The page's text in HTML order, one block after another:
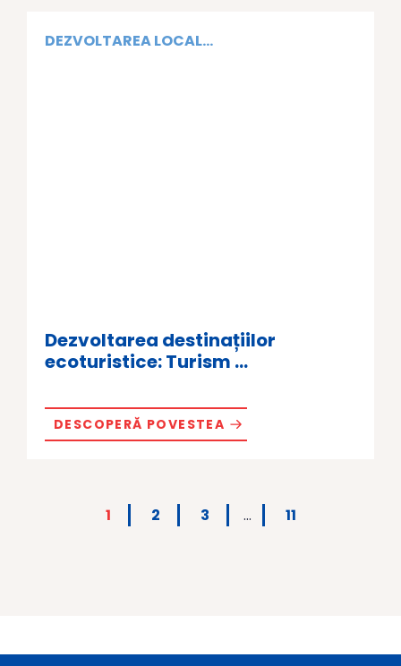
DEZVOLTAREA LOCAL...
Dezvoltarea destinațiilor
ecoturistice: Turism ...
DESCOPERĂ POVESTEA
1 2 3 … 11